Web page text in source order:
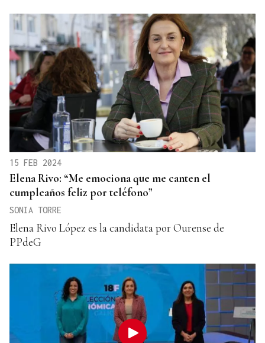
15 FEB 2024
Elena Rivo: “Me emociona que me canten el
cumpleaños feliz por teléfono”
SONIA TORRE
Elena Rivo López es la candidata por Ourense de
PPdeG